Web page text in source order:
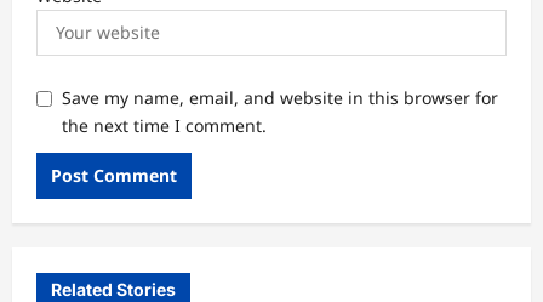
Save my name, email, and website in this browser for
the next time I comment.
Related Stories